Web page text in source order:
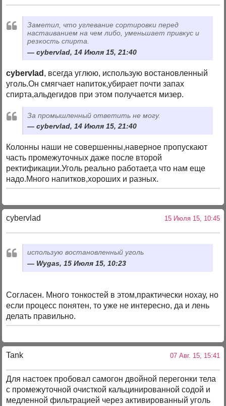
Заметил, что углевание сортировки перед
настаиванием на чем либо, уменьшает привкус и
резкость спирта.
cybervlad, 14 Июля 15, 21:40
cybervlad , всегда углюю, использую востановленный
уголь.Он смягчает напиток,убирает почти запах
спирта,альдегидов при этом получается мизер.
За промышленный ответить не могу.
cybervlad, 14 Июля 15, 21:40
Колонны наши не совершенны,наверное пропускают
часть промежуточных даже после второй
ректификации.Уголь реально работает,а что нам еще
надо.Много напитков,хороших и разных.
cybervlad 15 Июля 15, 10:45
использую востановленный уголь
Wygas, 15 Июля 15, 10:23
Согласен. Много тонкостей в этом,практически нохау, но
если процесс понятен, то уже не интересно, да и лень
делать правильно.
Tank 07 Авг. 15, 15:41
Для настоек пробовал самогон двойной перегонки тела
с промежуточной очисткой кальцинированной содой и
медленной фильтрацией через активированный уголь